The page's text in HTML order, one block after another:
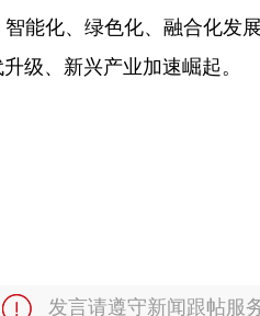
能化、绿色化、融合化发
级、新兴产业加速崛起。
发言请遵守新闻跟帖服